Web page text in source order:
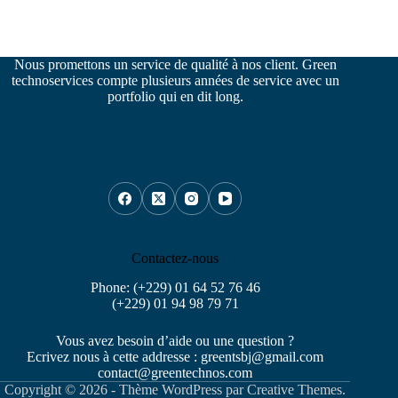
Nous promettons un service de qualité à nos client. Green
technoservices compte plusieurs années de service avec un
portfolio qui en dit long.
Contactez-nous
Phone: (+229) 01 64 52 76 46
(+229) 01 94 98 79 71
Vous avez besoin d’aide ou une question ?
Ecrivez nous à cette addresse : greentsbj@gmail.com
contact@greentechnos.com
Copyright © 2026 - Thème WordPress parCreative Themes.